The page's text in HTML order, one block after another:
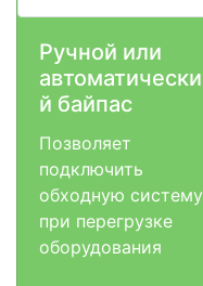
Ручной или
автоматически
й байпас
Позволяет
подключить
обходную систему
при перегрузке
оборудования